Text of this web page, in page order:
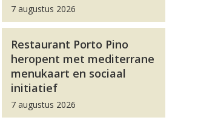
7 augustus 2026
Restaurant Porto Pino
heropent met mediterrane
menukaart en sociaal
initiatief
7 augustus 2026